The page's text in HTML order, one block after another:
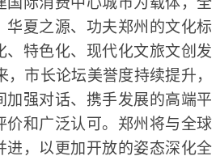
华夏之源、功夫郑州的文化标
、特色化、现代化文旅文创发
市长论坛美誉度持续提升，
加强对话、携手发展的高端平
价和广泛认可。郑州将与全球
进，以更加开放的姿态深化全